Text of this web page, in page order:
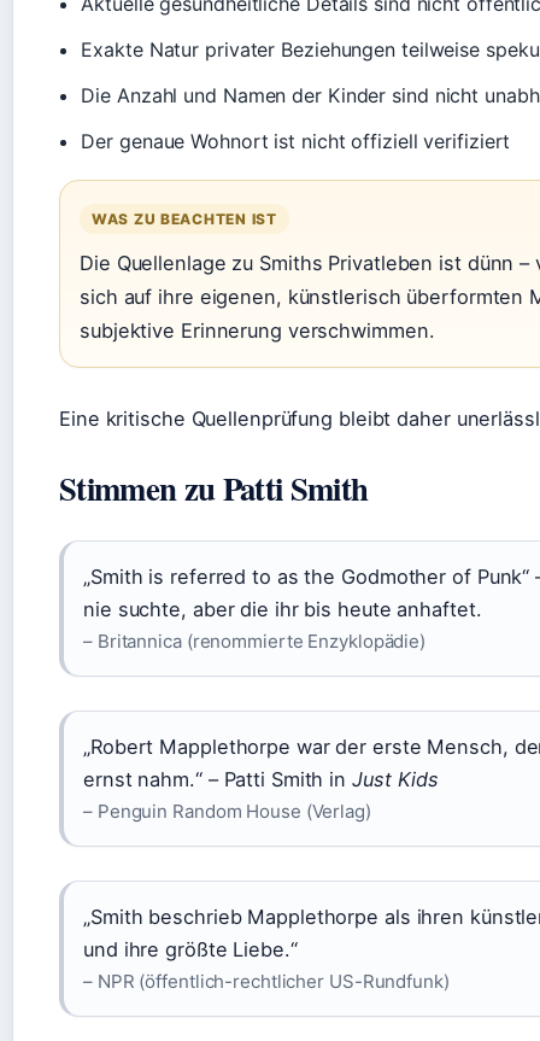
Exakte Natur privater Beziehungen teilweise
Die Anzahl und Namen der Kinder sind nicht
Der genaue Wohnort ist nicht offiziell verifiziert
WAS ZU BEACHTEN IST
Die Quellenlage zu Smiths Privatleben ist dünn
sich auf ihre eigenen, künstlerisch überformten
subjektive Erinnerung verschwimmen.
Eine kritische Quellenprüfung bleibt daher
Stimmen zu Patti Smith
„Smith is referred to as the Godmother of Punk“
nie suchte, aber die ihr bis heute anhaftet.
– Britannica (renommierte Enzyklopädie)
„Robert Mapplethorpe war der erste Mensch,
ernst nahm.“ – Patti Smith in Just Kids
– Penguin Random House (Verlag)
„Smith beschrieb Mapplethorpe als ihren
und ihre größte Liebe.“
– NPR (öffentlich-rechtlicher US-Rundfunk)